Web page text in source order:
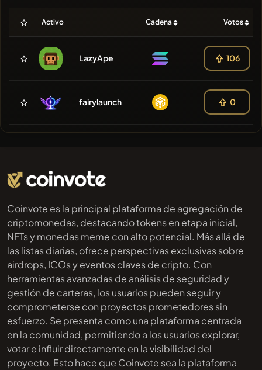
Activo Cadena Votos
LazyApe 106
fairylaunch 0
Coinvote es la principal plataforma de agregación de
criptomonedas, destacando tokens en etapa inicial,
NFTs y monedas meme con alto potencial. Más allá de
las listas diarias, ofrece perspectivas exclusivas sobre
airdrops, ICOs y eventos claves de cripto. Con
herramientas avanzadas de análisis de seguridad y
gestión de carteras, los usuarios pueden seguir y
comprometerse con proyectos prometedores sin
esfuerzo. Se presenta como una plataforma centrada
en la comunidad, permitiendo a los usuarios explorar,
votar e influir directamente en la visibilidad del
proyecto. Esto hace que Coinvote sea la plataforma